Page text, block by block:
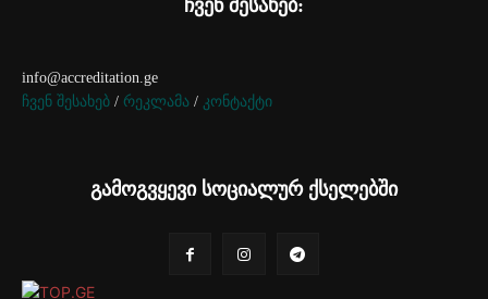
ჩვენ შესახებ:
info@accreditation.ge
ჩვენ შესახებ / რეკლამა / კონტაქტი
გამოგვყევი სოციალურ ქსელებში